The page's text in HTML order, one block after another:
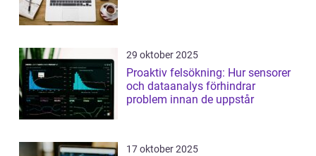
29 oktober 2025
Proaktiv felsökning: Hur sensorer
och dataanalys förhindrar
problem innan de uppstår
17 oktober 2025